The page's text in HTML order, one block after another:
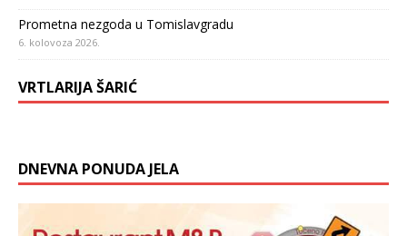
Prometna nezgoda u Tomislavgradu
6. kolovoza 2026.
VRTLARIJA ŠARIĆ
DNEVNA PONUDA JELA